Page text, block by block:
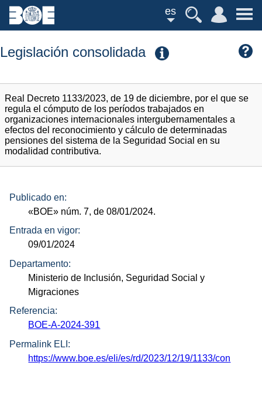
es
Legislación consolidada
Real Decreto 1133/2023, de 19 de diciembre, por el que se
regula el cómputo de los períodos trabajados en
organizaciones internacionales intergubernamentales a
efectos del reconocimiento y cálculo de determinadas
pensiones del sistema de la Seguridad Social en su
modalidad contributiva.
Publicado en:
«BOE» núm. 7, de 08/01/2024.
Entrada en vigor:
09/01/2024
Departamento:
Ministerio de Inclusión, Seguridad Social y
Migraciones
Referencia:
BOE-A-2024-391
Permalink ELI:
https://www.boe.es/eli/es/rd/2023/12/19/1133/con